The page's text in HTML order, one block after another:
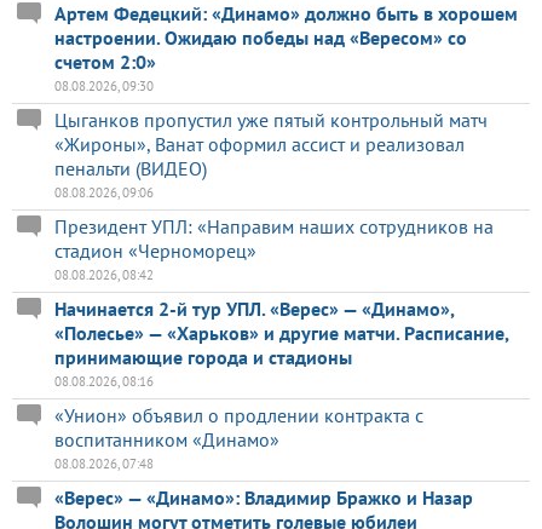
Артем Федецкий: «Динамо» должно быть в хорошем
настроении. Ожидаю победы над «Вересом» со
счетом 2:0»
08.08.2026, 09:30
Цыганков пропустил уже пятый контрольный матч
«Жироны», Ванат оформил ассист и реализовал
пенальти (ВИДЕО)
08.08.2026, 09:06
Президент УПЛ: «Направим наших сотрудников на
стадион «Черноморец»
08.08.2026, 08:42
Начинается 2-й тур УПЛ. «Верес» — «Динамо»,
«Полесье» — «Харьков» и другие матчи. Расписание,
принимающие города и стадионы
08.08.2026, 08:16
«Унион» объявил о продлении контракта с
воспитанником «Динамо»
08.08.2026, 07:48
«Верес» — «Динамо»: Владимир Бражко и Назар
Волошин могут отметить голевые юбилеи